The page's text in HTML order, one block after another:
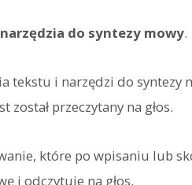
do syntezy mowy.
tekstu i narzędzi do syntezy
przeczytany na głos.
które po wpisaniu lub
i odczytuje na głos.